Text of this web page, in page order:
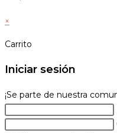
la
×
Carrito
Iniciar sesión
¡Se parte de nuestra